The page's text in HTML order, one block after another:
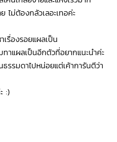
ไม่ต้องกลัวเลอะเทอค่ะ
รื่องรอยแผลเป็น
ทาแผลเป็นอีกตัวที่อยากแนะนำค่ะ
รรมดาไปหน่อยแต่เค้าการันตีว่า
:)